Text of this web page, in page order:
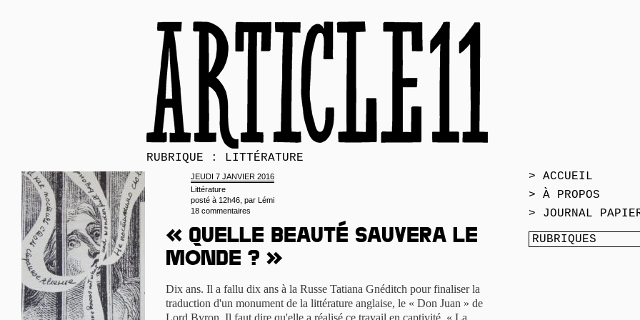
RUBRIQUE : LITTÉRATURE
JEUDI 7 JANVIER 2016
Littérature
posté à 12h46, par Lémi
18 commentaires
« Quelle beauté sauvera le
monde ? »
Dix ans. Il a fallu dix ans à la Russe Tatiana Gnéditch pour finaliser la
traduction d'un monument de la littérature anglaise, le « Don Juan » de
Lord Byron. Il faut dire qu'elle a réalisé ce travail en captivité. « La
> ACCUEIL
> À PROPOS
> JOURNAL